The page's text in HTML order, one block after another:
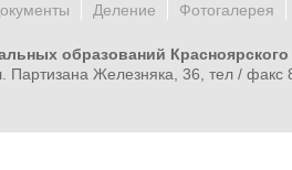
Деление Фотогалерея
образований Красноярского
Партизана Железняка, 36, тел /